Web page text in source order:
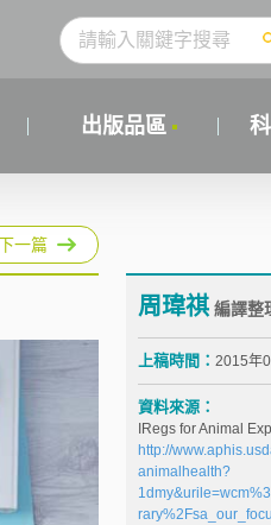
出版品區
一篇
周瑋祺編譯整
上稿時間： 2015年
資料來源：
IRegs for Animal
http://
animalhealth?